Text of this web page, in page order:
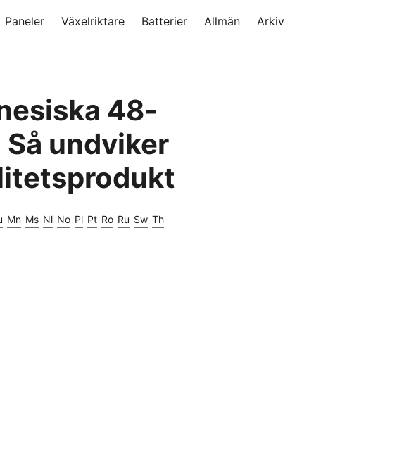
Paneler Växelriktare Batterier Allmän Arkiv
48-
undviker
Mn Ms Nl No Pl Pt Ro Ru Sw Th